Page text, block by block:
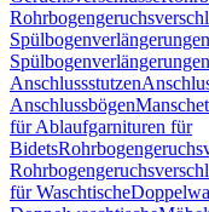
Spülbogenverlängerungen
Spülbogenverlängerungen
Anschlussstutzen
Anschlussbögen
für Ablaufgarnituren für
Bidets
für Waschtische